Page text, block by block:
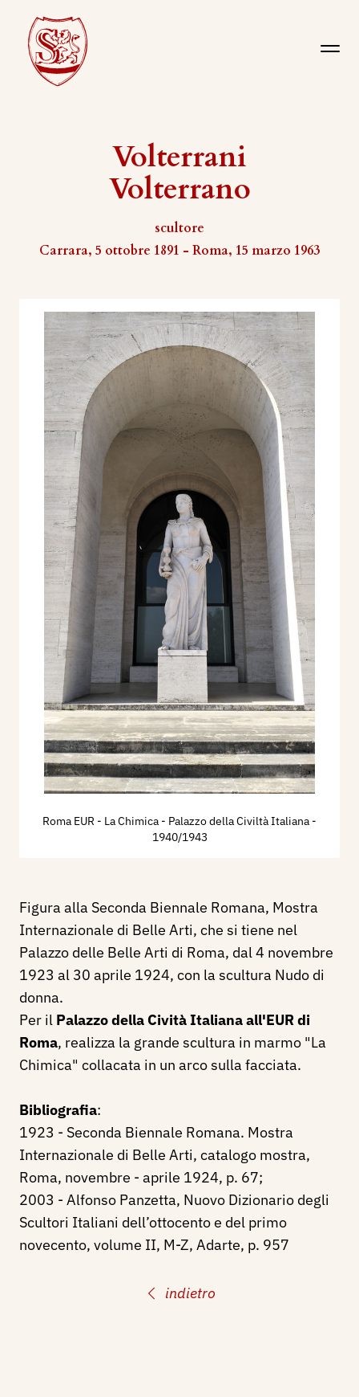
Volterrani
Volterrano
scultore
Carrara, 5 ottobre 1891 - Roma, 15 marzo 1963
indietro
Roma EUR - La Chimica - Palazzo della Civiltà Italiana -
1940/1943
Figura alla Seconda Biennale Romana, Mostra
Internazionale di Belle Arti, che si tiene nel
Palazzo delle Belle Arti di Roma, dal 4 novembre
1923 al 30 aprile 1924, con la scultura Nudo di
donna.
Per il Palazzo della Cività Italiana all'EUR di
Roma, realizza la grande scultura in marmo "La
Chimica" collacata in un arco sulla facciata.
Bibliografia:
1923 - Seconda Biennale Romana. Mostra
Internazionale di Belle Arti, catalogo mostra,
Roma, novembre - aprile 1924, p. 67;
2003 - Alfonso Panzetta, Nuovo Dizionario degli
Scultori Italiani dell’ottocento e del primo
novecento, volume II, M-Z, Adarte, p. 957